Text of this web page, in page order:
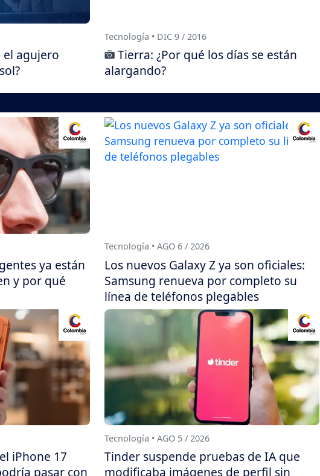
el agujero
Tecnología • DIC 9 / 2016
Tierra: ¿Por qué los días se están
alargando?
ya están
y por qué
Tecnología • AGO 6 / 2026
Los nuevos Galaxy Z ya son oficiales:
Samsung renueva por completo su
línea de teléfonos plegables
iPhone 17
pasar con
Tecnología • AGO 5 / 2026
Tinder suspende pruebas de IA que
modificaba imágenes de perfil sin